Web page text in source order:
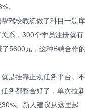
。
帮驾校教练做了科目一题库
系，300个学员注册就有
5600元，这种B端合作的
是挂靠正规任务平台。不
务都整合好了，单次拉新
。新人建议从这里起